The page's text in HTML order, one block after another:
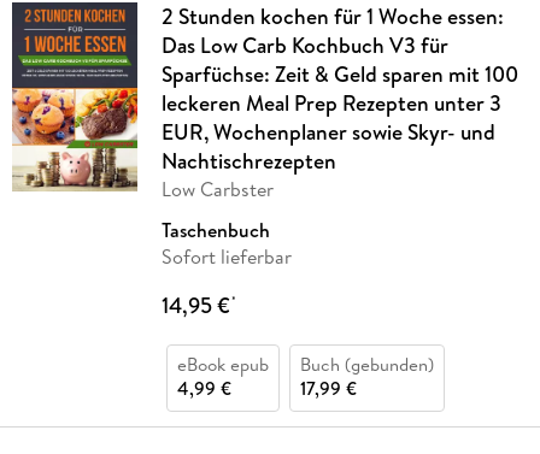
2 Stunden kochen für 1 Woche essen:
Das Low Carb Kochbuch V3 für
Sparfüchse: Zeit & Geld sparen mit 100
leckeren Meal Prep Rezepten unter 3
EUR, Wochenplaner sowie Skyr- und
Nachtischrezepten
Low Carbster
Taschenbuch
Sofort lieferbar
14,95 €*
eBook epub
4,99 €
Buch (gebunden)
17,99 €